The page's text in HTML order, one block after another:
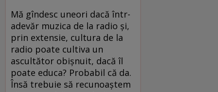
Mă gîndesc uneori dacă într-
adevăr muzica de la radio şi,
prin extensie, cultura de la
radio poate cultiva un
ascultător obişnuit, dacă îl
poate educa? Probabil că da.
Însă trebuie să recunoaştem